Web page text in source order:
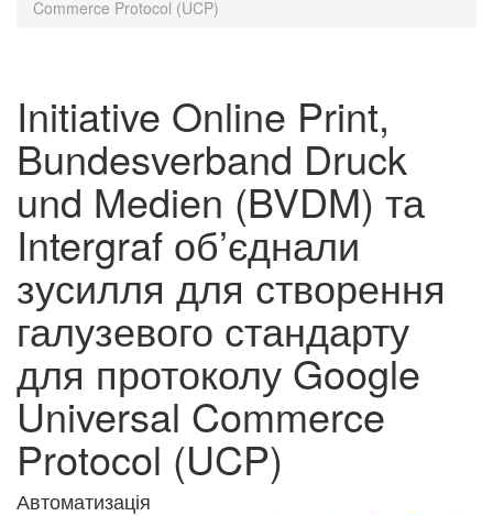
Commerce Protocol (UCP)
Initiative Online Print,
Bundesverband Druck
und Medien (BVDM) та
Intergraf об’єднали
зусилля для створення
галузевого стандарту
для протоколу Google
Universal Commerce
Protocol (UCP)
Автоматизація